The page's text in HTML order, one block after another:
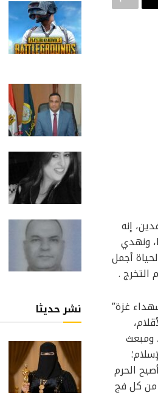
إنه
ونهدي
أجمل
التخرج .
غزة”
ومبعث
الحرم
من كل فج
نشر حديثا